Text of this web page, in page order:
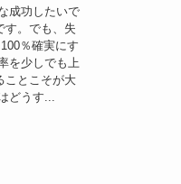
成功したいで
す。でも、失
％確実にす
を少しでも上
ことこそが大
どうす...